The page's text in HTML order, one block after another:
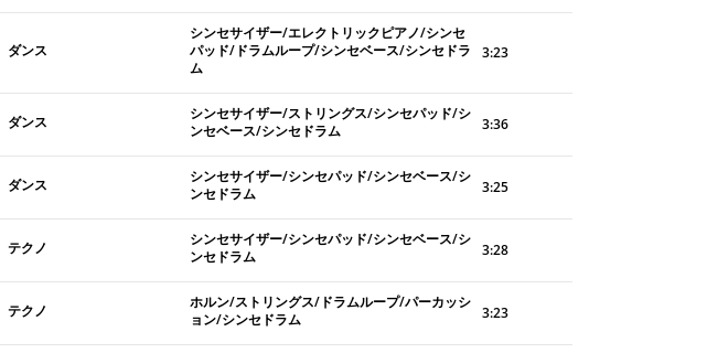
ダンス
シンセサイザー/エレクトリックピアノ/シンセ
パッド/ドラムループ/シンセベース/シンセドラ
ム
3:23
ダンス
シンセサイザー/ストリングス/シンセパッド/シ
ンセベース/シンセドラム
3:36
ダンス
シンセサイザー/シンセパッド/シンセベース/シ
ンセドラム
3:25
テクノ
シンセサイザー/シンセパッド/シンセベース/シ
ンセドラム
3:28
テクノ
ホルン/ストリングス/ドラムループ/パーカッシ
ョン/シンセドラム
3:23